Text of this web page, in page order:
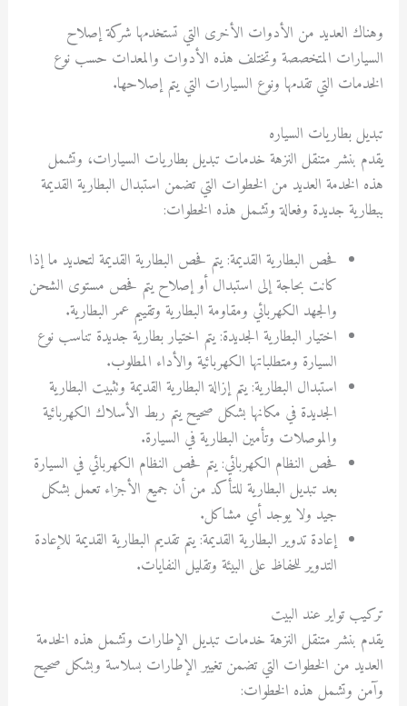
وهناك العديد من الأدوات الأخرى التي تستخدمها شركة إصلاح
السيارات المتخصصة وتختلف هذه الأدوات والمعدات حسب نوع
الخدمات التي تقدمها ونوع السيارات التي يتم إصلاحها.
تبديل بطاريات السياره
يقدم بنشر متنقل النزهة خدمات تبديل بطاريات السيارات، وتشمل
هذه الخدمة العديد من الخطوات التي تضمن استبدال البطارية القديمة
ببطارية جديدة وفعالة وتشمل هذه الخطوات:
فحص البطارية القديمة: يتم فحص البطارية القديمة لتحديد ما إذا
كانت بحاجة إلى استبدال أو إصلاح يتم فحص مستوى الشحن
والجهد الكهربائي ومقاومة البطارية وتقييم عمر البطارية.
اختيار البطارية الجديدة: يتم اختيار بطارية جديدة تناسب نوع
السيارة ومتطلباتها الكهربائية والأداء المطلوب.
استبدال البطارية: يتم إزالة البطارية القديمة وتثبيت البطارية
الجديدة في مكانها بشكل صحيح يتم ربط الأسلاك الكهربائية
والموصلات وتأمين البطارية في السيارة.
فحص النظام الكهربائي: يتم فحص النظام الكهربائي في السيارة
بعد تبديل البطارية للتأكد من أن جميع الأجزاء تعمل بشكل
جيد ولا يوجد أي مشاكل.
إعادة تدوير البطارية القديمة: يتم تقديم البطارية القديمة للإعادة
التدوير للحفاظ على البيئة وتقليل النفايات.
تركيب تواير عند البيت
يقدم بنشر متنقل النزهة خدمات تبديل الإطارات وتشمل هذه الخدمة
العديد من الخطوات التي تضمن تغيير الإطارات بسلاسة وبشكل صحيح
وآمن وتشمل هذه الخطوات: